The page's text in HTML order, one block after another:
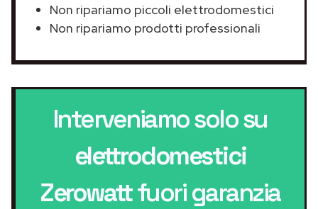
Non ripariamo piccoli elettrodomestici
Non ripariamo prodotti professionali
Interveniamo solo su
elettrodomestici
Zerowattfuori garanzia